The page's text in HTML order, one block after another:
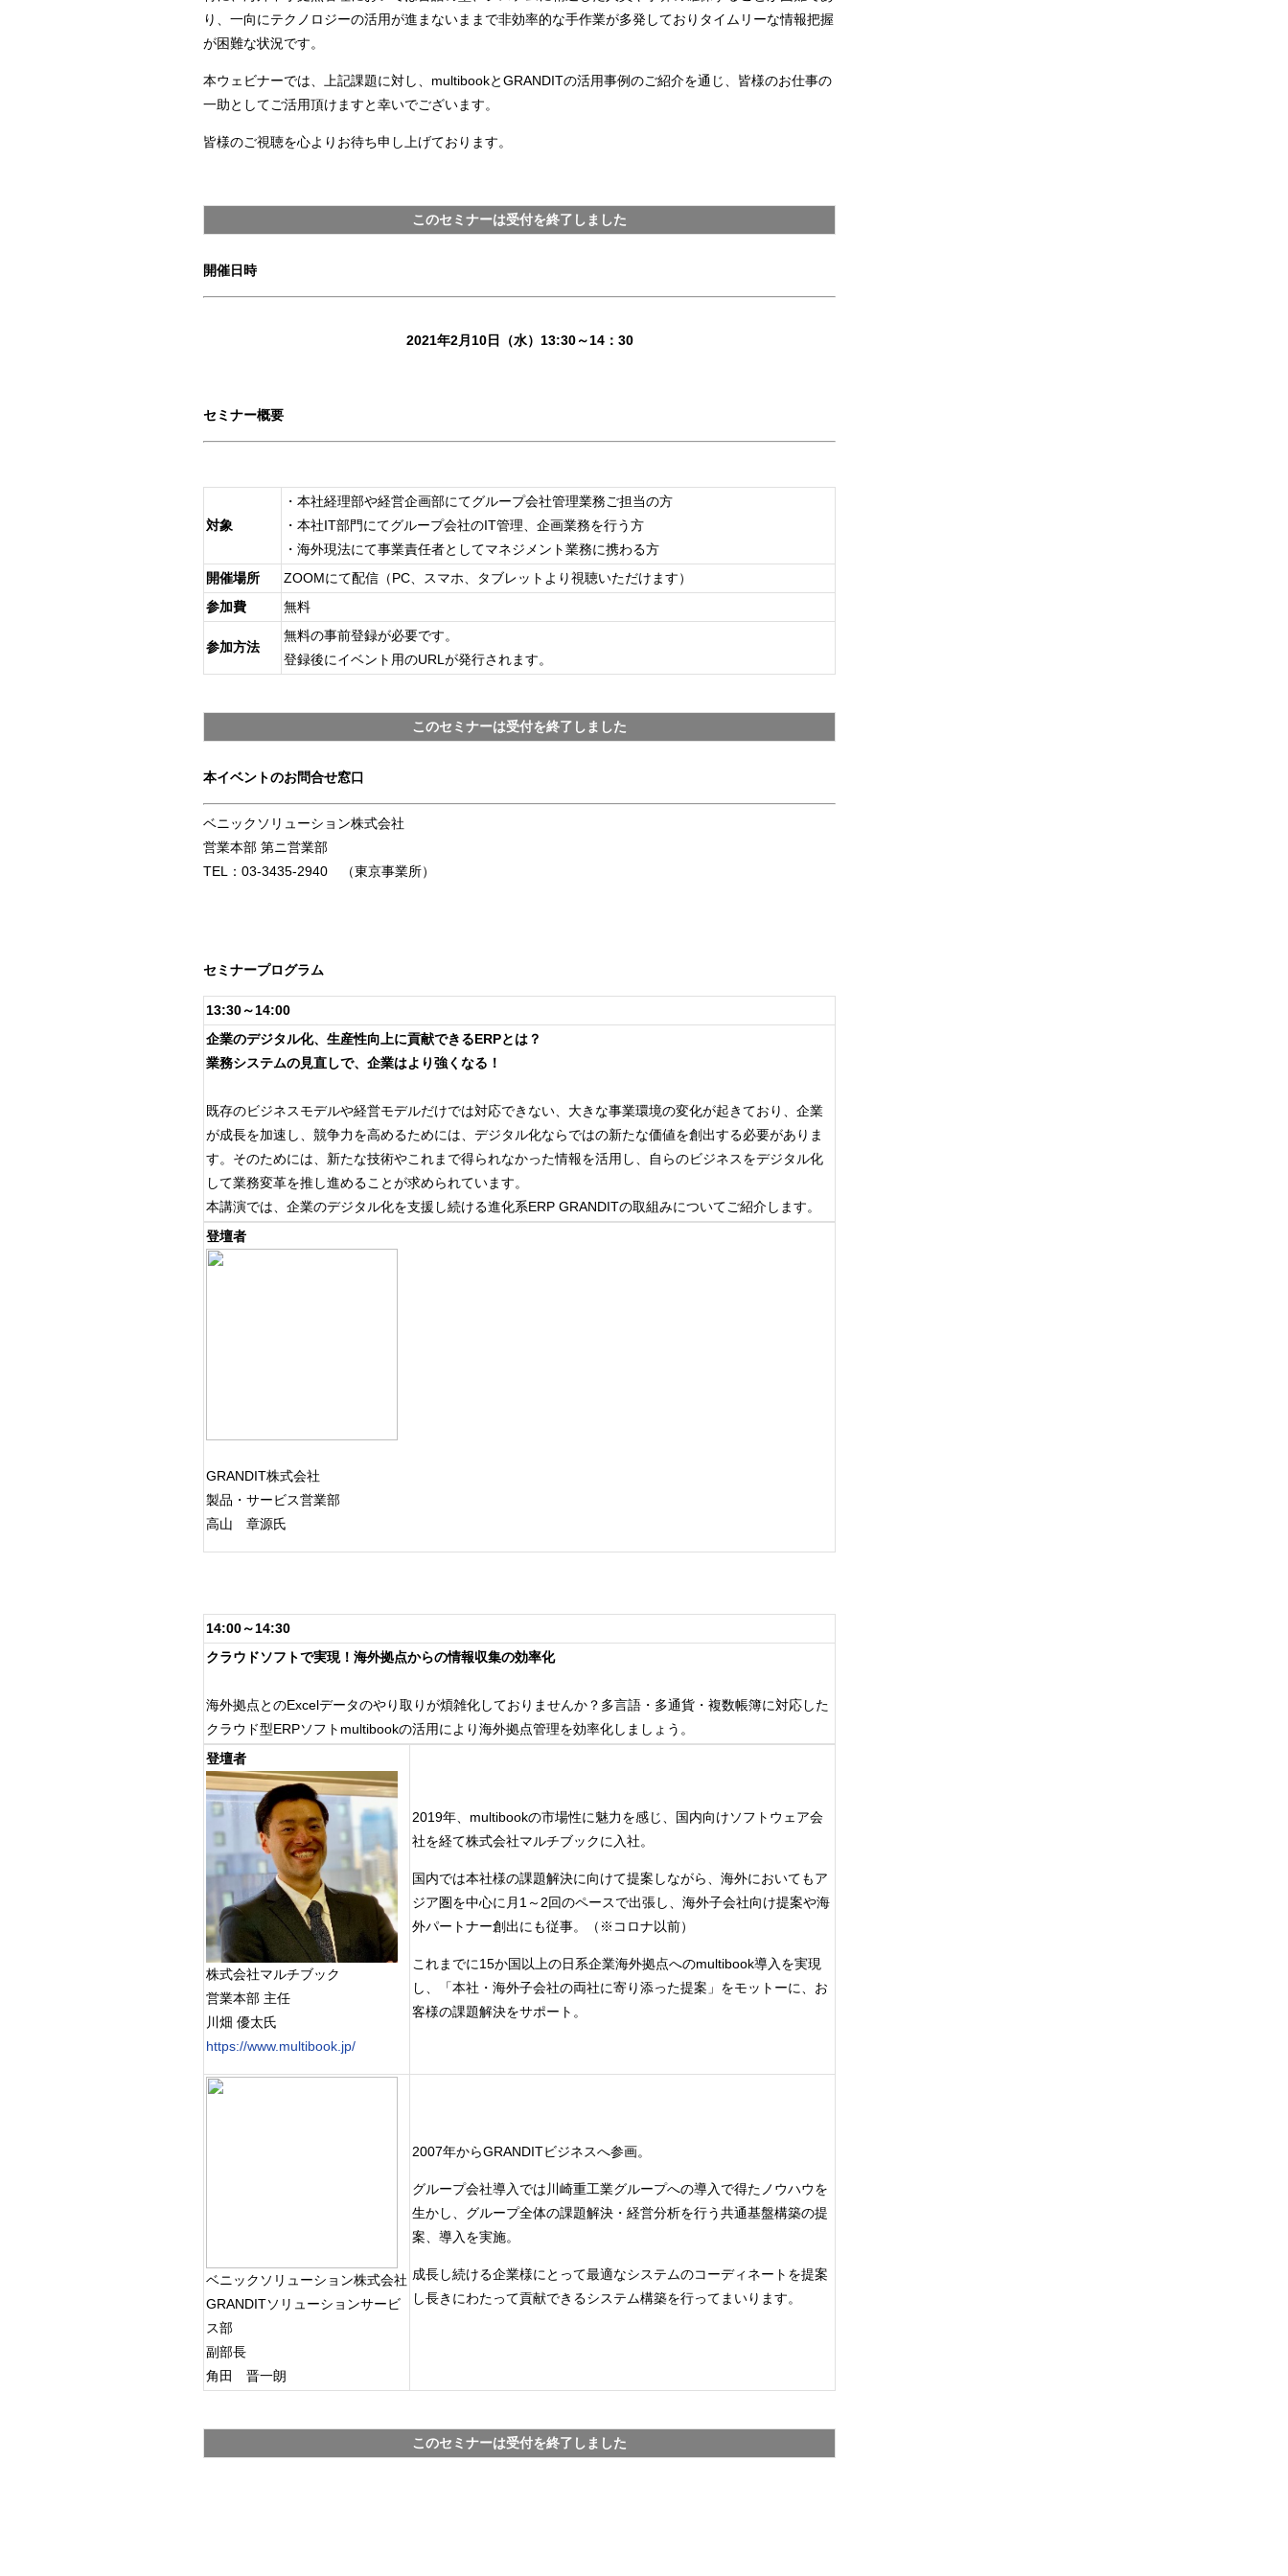
り、一向にテクノロジーの活用が進まないままで非効率的な手作業が多発しておりタイムリーな情報把握
が困難な状況です。
本ウェビナーでは、上記課題に対し、multibookとGRANDITの活用事例のご紹介を通じ、皆様のお仕事の
一助としてご活用頂けますと幸いでございます。
皆様のご視聴を心よりお待ち申し上げております。
このセミナーは受付を終了しました
開催日時
2021年2月10日（水）13:30～14：30
セミナー概要
対象
・本社経理部や経営企画部にてグループ会社管理業務ご担当の方
・本社IT部門にてグループ会社のIT管理、企画業務を行う方
・海外現法にて事業責任者としてマネジメント業務に携わる方
開催場所
ZOOMにて配信（PC、スマホ、タブレットより視聴いただけます）
参加費
無料
参加方法
無料の事前登録が必要です。
登録後にイベント用のURLが発行されます。
このセミナーは受付を終了しました
本イベントのお問合せ窓口
ベニックソリューション株式会社
営業本部 第ニ営業部
TEL：03-3435-2940 （東京事業所）
セミナープログラム
13:30～14:00
企業のデジタル化、生産性向上に貢献できるERPとは？
業務システムの見直しで、企業はより強くなる！
既存のビジネスモデルや経営モデルだけでは対応できない、大きな事業環境の変化が起きており、企業
が成長を加速し、競争力を高めるためには、デジタル化ならではの新たな価値を創出する必要がありま
す。そのためには、新たな技術やこれまで得られなかった情報を活用し、自らのビジネスをデジタル化
して業務変革を推し進めることが求められています。
本講演では、企業のデジタル化を支援し続ける進化系ERP GRANDITの取組みについてご紹介します。
登壇者
GRANDIT株式会社
製品・サービス営業部
高山 章源氏
14:00～14:30
クラウドソフトで実現！海外拠点からの情報収集の効率化
海外拠点とのExcelデータのやり取りが煩雑化しておりませんか？多言語・多通貨・複数帳簿に対応した
クラウド型ERPソフトmultibookの活用により海外拠点管理を効率化しましょう。
登壇者
株式会社マルチブック
営業本部 主任
川畑 優太氏
https://www.multibook.jp/
2019年、multibookの市場性に魅力を感じ、国内向けソフトウェア会
社を経て株式会社マルチブックに入社。
国内では本社様の課題解決に向けて提案しながら、海外においてもア
ジア圏を中心に月1～2回のペースで出張し、海外子会社向け提案や海
外パートナー創出にも従事。（※コロナ以前）
これまでに15か国以上の日系企業海外拠点へのmultibook導入を実現
し、「本社・海外子会社の両社に寄り添った提案」をモットーに、お
客様の課題解決をサポート。
ベニックソリューション株式会社
GRANDITソリューションサービ
ス部
副部長
角田 晋一朗
2007年からGRANDITビジネスへ参画。
グループ会社導入では川崎重工業グループへの導入で得たノウハウを
生かし、グループ全体の課題解決・経営分析を行う共通基盤構築の提
案、導入を実施。
成長し続ける企業様にとって最適なシステムのコーディネートを提案
し長きにわたって貢献できるシステム構築を行ってまいります。
このセミナーは受付を終了しました